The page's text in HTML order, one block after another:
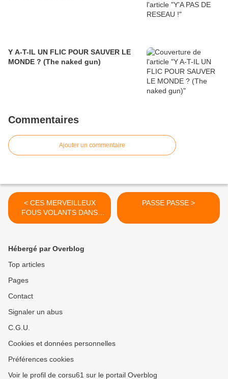
Y A-T-IL UN FLIC POUR SAUVER LE
MONDE ? (The naked gun)
Commentaires
Ajouter un commentaire
< CES MERVEILLEUX
FOUS VOLANTS DANS
LEURS DROLES DE
Flying Machines)
PASSE PASSE >
Hébergé par Overblog
Top articles
Pages
Contact
Signaler un abus
C.G.U.
Cookies et données personnelles
Préférences cookies
Voir le profil de corsu61 sur le portail Overblog